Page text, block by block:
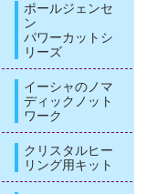
ポールジェンセ
ン
パワーカットシ
リーズ
イーシャのノマ
ディックノット
ワーク
クリスタルヒー
リング用キット